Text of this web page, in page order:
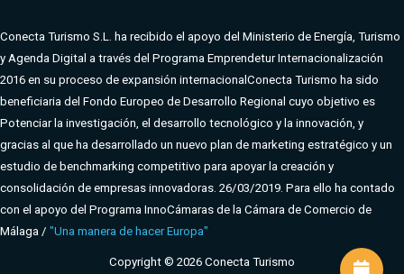
Conecta Turismo S.L. ha recibido el apoyo del Ministerio de Energía, Turismo
y Agenda Digital a través del Programa Emprendetur Internacionalización
2016 en su proceso de expansión internacional Conecta Turismo ha sido
beneficiaria del Fondo Europeo de Desarrollo Regional cuyo objetivo es
Potenciar la investigación, el desarrollo tecnológico y la innovación, y
gracias al que ha desarrollado un nuevo plan de marketing estratégico y un
estudio de benchmarking competitivo para apoyar la creación y
consolidación de empresas innovadoras. 26/03/2019. Para ello ha contado
con el apoyo del Programa InnoCámaras de la Cámara de Comercio de
Málaga / "Una manera de hacer Europa"
Copyright © 2026 Conecta Turismo